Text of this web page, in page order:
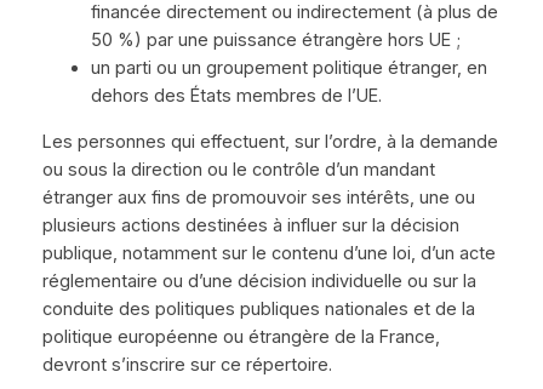
financée directement ou indirectement (à plus de
50 %) par une puissance étrangère hors UE ;
un parti ou un groupement politique étranger, en
dehors des États membres de l’UE.
Les personnes qui effectuent, sur l’ordre, à la demande
ou sous la direction ou le contrôle d’un mandant
étranger aux fins de promouvoir ses intérêts, une ou
plusieurs actions destinées à influer sur la décision
publique, notamment sur le contenu d’une loi, d’un acte
réglementaire ou d’une décision individuelle ou sur la
conduite des politiques publiques nationales et de la
politique européenne ou étrangère de la France,
devront s’inscrire sur ce répertoire.